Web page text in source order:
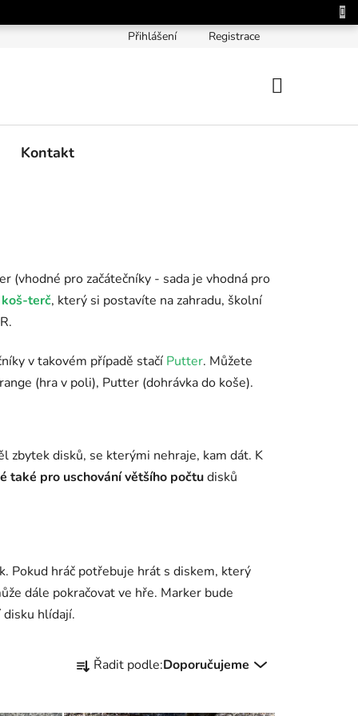
Přihlášení Registrace
Kontakt
(vhodné pro začátečníky - sada je vhodná pro
koš-terč, který si postavíte na zahradu, školní
v takovém případě stačí Putter. Můžete
(hra v poli), Putter (dohrávka do koše).
zbytek disků, se kterými nehraje, kam dát. K
také pro uschování většího počtudisků
Pokud hráč potřebuje hrát s diskem, který
dále pokračovat ve hře. Marker bude
disku hlídají.
a Řadit podle:Doporučujeme